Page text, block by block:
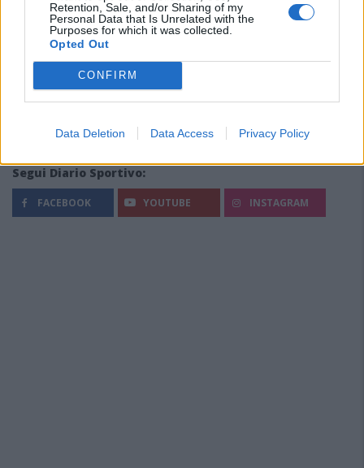
Retention, Sale, and/or Sharing of my
Personal Data that Is Unrelated with the
Purposes for which it was collected.
Opted Out
CONFIRM
Data Deletion Data Access Privacy Policy
Segui Diario Sportivo:
FACEBOOK YOUTUBE INSTAGRAM